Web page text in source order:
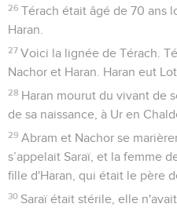
26 Térach était âgé de 70 ans
Haran.
27 Voici la lignée de Térach.
Nachor et Haran. Haran eut Lot.
28 Haran mourut du vivant de
de sa naissance, à Ur en
29 Abram et Nachor se
s’appelait Saraï, et la femme
fille d'Haran, qui était le père
30 Saraï était stérile, elle